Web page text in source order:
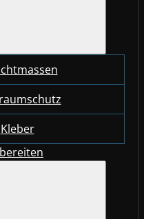
Kleber